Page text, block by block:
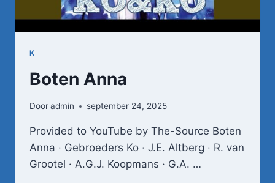
K
Boten Anna
Dooradmin september 24, 2025
Provided to YouTube by The-Source Boten
Anna · Gebroeders Ko · J.E. Altberg · R. van
Grootel · A.G.J. Koopmans · G.A. …